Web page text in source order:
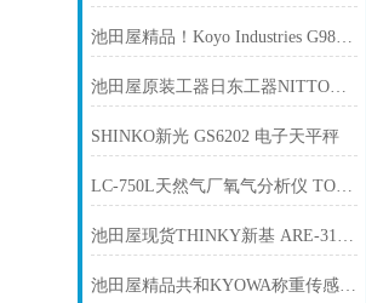
池田屋精品！Koyo Industries G98PO 带检查孔螺纹式燃气阀 参数介绍
池田屋原装工器日东工器NITTOKOHKI真空泵VP0940-V1036-P1产品介绍技术参数
SHINKO新光 GS6202 电子天平秤
LC-750L天然气厂氧气分析仪 TORAY东丽
池田屋现货THINKY新基 ARE-310 脱泡公转旋转搅拌机 现货供应
池田屋精品共和KYOWA称重传感器LC-10TV产品介绍技术参数